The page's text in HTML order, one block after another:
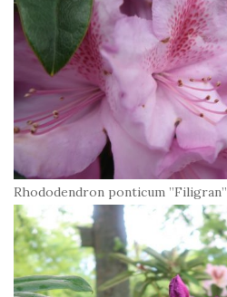
Rhododendron ponticum ”Filigran”